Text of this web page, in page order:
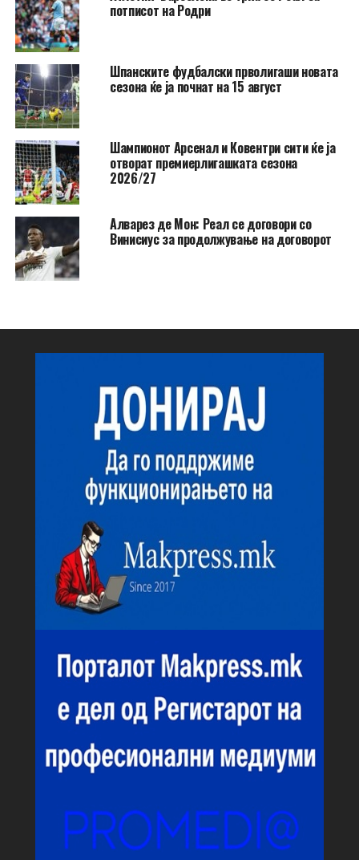
потписот на Родри
Шпанските фудбалски прволигаши новата
сезона ќе ја почнат на 15 август
Шампионот Арсенал и Ковентри сити ќе ја
отворат премиерлигашката сезона
2026/27
Алварез де Мон: Реал се договори со
Винисиус за продолжување на договорот